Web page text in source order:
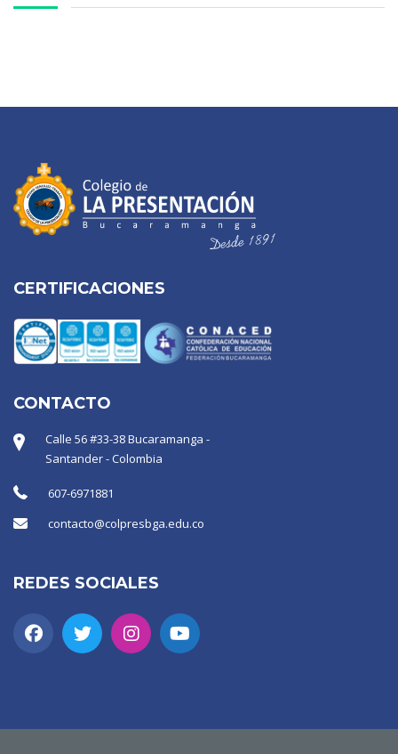
CERTIFICACIONES
CONTACTO
Calle 56 #33-38 Bucaramanga -
Santander - Colombia
607-6971881
contacto@colpresbga.edu.co
REDES SOCIALES